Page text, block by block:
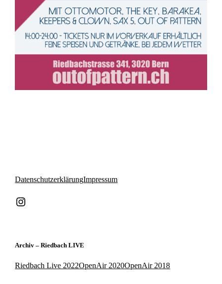
DatenschutzerklärungImpressum
Instagram
Archiv – Riedbach LIVE
Riedbach Live 2022OpenAir 2020OpenAir 2018